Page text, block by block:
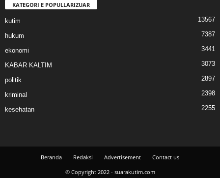
KATEGORI E POPULLARIZUAR
kutim 13567
hukum 7387
ekonomi 3441
KABAR KALTIM 3073
politik 2897
kriminal 2398
kesehatan 2255
Beranda Redaksi Advertisement
Contact us
© Copyright 2022 - suarakutim.com